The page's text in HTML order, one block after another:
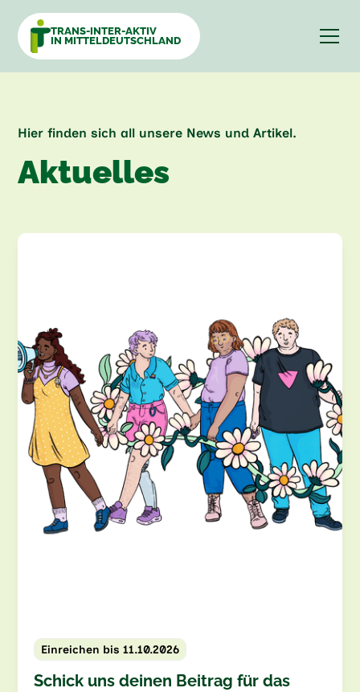
TRANS-INTER-AKTIV
IN MITTELDEUTSCHLAND
Hier finden sich all unsere News und Artikel.
Aktuelles
Einreichen bis 11.10.2026
Schick uns deinen Beitrag für das